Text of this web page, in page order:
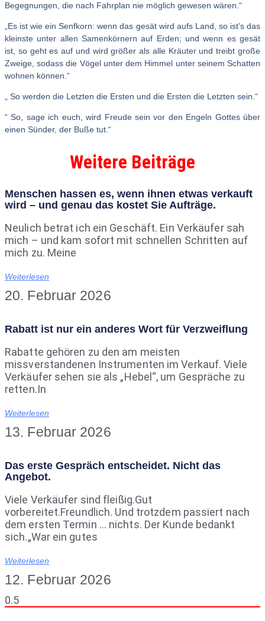
Begegnungen, die nach Fahrplan nie möglich gewesen wären.“
„Es ist wie ein Senfkorn: wenn das gesät wird aufs Land, so ist’s das
kleinste unter allen Samenkörnern auf Erden; und wenn es gesät
ist, so geht es auf und wird größer als alle Kräuter und treibt große
Zweige, sodass die Vögel unter dem Himmel unter seinem Schatten
wohnen können.“
„ So werden die Letzten die Ersten und die Ersten die Letzten sein.“
“ So, sage ich euch, wird Freude sein vor den Engeln Gottes über
einen Sünder, der Buße tut.“
Weitere Beiträge
Menschen hassen es, wenn ihnen etwas verkauft
wird – und genau das kostet Sie Aufträge.
Neulich betrat ich ein Geschäft. Ein Verkäufer sah
mich – und kam sofort mit schnellen Schritten auf
mich zu. Meine
Weiterlesen
20. Februar 2026
Rabatt ist nur ein anderes Wort für Verzweiflung
Rabatte gehören zu den am meisten
missverstandenen Instrumenten im Verkauf. Viele
Verkäufer sehen sie als „Hebel“, um Gespräche zu
retten.In
Weiterlesen
13. Februar 2026
Das erste Gespräch entscheidet. Nicht das
Angebot.
Viele Verkäufer sind fleißig.Gut
vorbereitet.Freundlich. Und trotzdem passiert nach
dem ersten Termin … nichts. Der Kunde bedankt
sich.„War ein gutes
Weiterlesen
12. Februar 2026